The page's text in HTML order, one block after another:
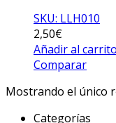
SKU: LLH010
2,50€
Añadir al carrito
Comparar
Mostrando el único
Categorías